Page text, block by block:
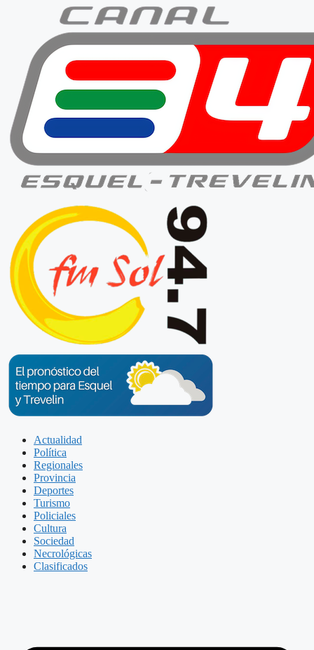
Actualidad
Política
Regionales
Provincia
Deportes
Turismo
Policiales
Cultura
Sociedad
Necrológicas
Clasificados